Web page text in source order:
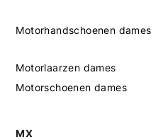
Motorhandschoenen dames
Motorlaarzen dames
Motorschoenen dames
MX